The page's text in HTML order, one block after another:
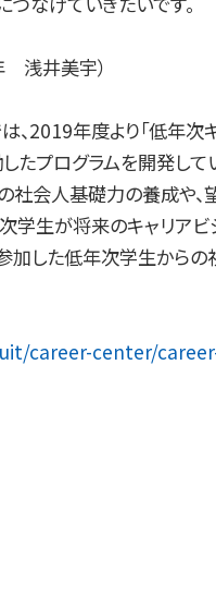
浅井美宇）
2019年度より「低年次
プログラムを開発して
社会人基礎力の養成や
学生が将来のキャリアビ
加した低年次学生から
career-center/